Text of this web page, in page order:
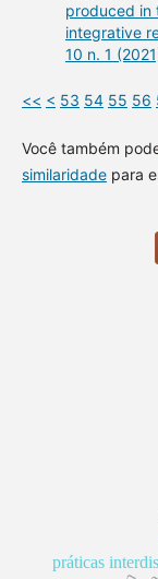
produced in
integrative
10 n. 1
<< < 53 54 55 56
Você também
similaridadepara
práticas